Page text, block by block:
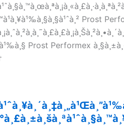
Prost
Prost Performex